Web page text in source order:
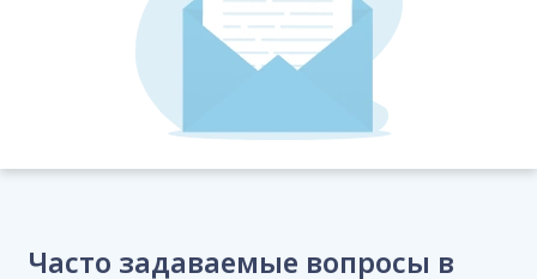
Часто задаваемые вопросы в